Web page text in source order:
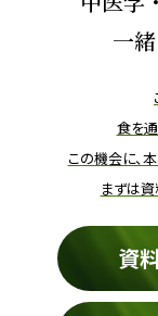
一
食を
この機会に、
まずは資
資